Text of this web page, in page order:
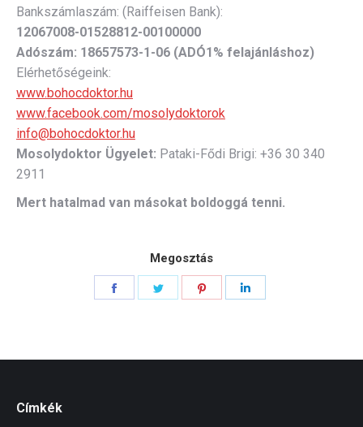
Bankszámlaszám: (Raiffeisen Bank):
12067008-01528812-00100000
Adószám: 18657573-1-06 (ADÓ1% felajánláshoz)
Elérhetőségeink:
www.bohocdoktor.hu
www.facebook.com/mosolydoktorok
info@bohocdoktor.hu
Mosolydoktor Ügyelet: Pataki-Fődi Brigi: +36 30 340
2911
Mert hatalmad van másokat boldoggá tenni.
Megosztás
Címkék